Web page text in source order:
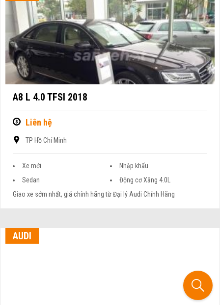
A8 L 4.0 TFSI 2018
Liên hệ
TP Hồ Chí Minh
Xe mới
Nhập khẩu
Sedan
Động cơ Xăng 4.0L
Giao xe sớm nhất, giá chính hãng từ Đại lý Audi Chính Hãng
AUDI